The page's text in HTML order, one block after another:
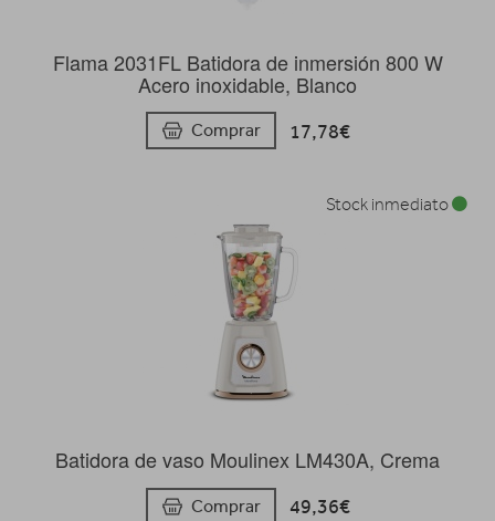
Flama 2031FL Batidora de inmersión 800 W
Acero inoxidable, Blanco
Comprar 17,78€
Batidora de vaso Moulinex LM430A, Crema
Comprar 49,36€
Stock inmediato